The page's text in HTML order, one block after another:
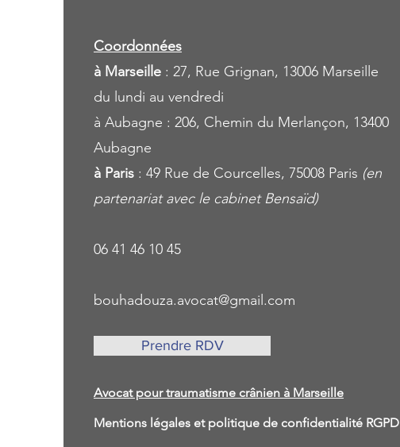
Coordonnées
à Marseille : 27, Rue Grignan, 13006 Marseille
du lundi au vendredi
à Aubagne : 206, Chemin du Merlançon, 13400
Aubagne
à Paris : 49 Rue de Courcelles, 75008 Paris (en
partenariat avec le cabinet Bensaïd)
06 41 46 10 45
bouhadouza.avocat@gmail.com
Prendre RDV
Avocat pour traumatisme crânien à Marseille
Mentions légales et politique de confidentialité RGPD